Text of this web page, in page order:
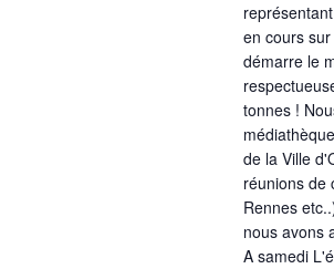
en cours
démarre le
tonnes !
de la Ville
réunions de
Rennes
nous avons
A samedi